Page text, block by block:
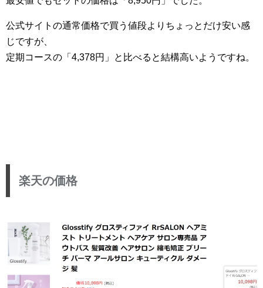
公式サイトの通常価格で買う値段よりちょっとだけ安い感
じですが、
定期コースの「4,378円」と比べると結構高いようですね。
楽天の価格